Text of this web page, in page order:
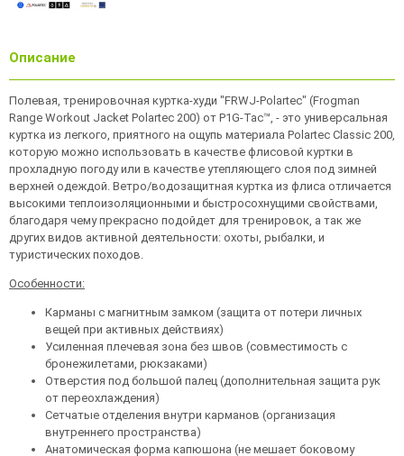
Описание
Полевая, тренировочная куртка-худи "FRWJ-Polartec" (Frogman
Range Workout Jacket Polartec 200) от P1G-Tac™, - это универсальная
куртка из легкого, приятного на ощупь материала Polartec Classic 200,
которую можно использовать в качестве флисовой куртки в
прохладную погоду или в качестве утепляющего слоя под зимней
верхней одеждой. Ветро/водозащитная куртка из флиса отличается
высокими теплоизоляционными и быстросохнущими свойствами,
благодаря чему прекрасно подойдет для тренировок, а так же
других видов активной деятельности: охоты, рыбалки, и
туристических походов.
Особенности:
Карманы с магнитным замком (защита от потери личных
вещей при активных действиях)
Усиленная плечевая зона без швов (совместимость с
бронежилетами, рюкзаками)
Отверстия под большой палец (дополнительная защита рук
от переохлаждения)
Сетчатые отделения внутри карманов (организация
внутреннего пространства)
Анатомическая форма капюшона (не мешает боковому